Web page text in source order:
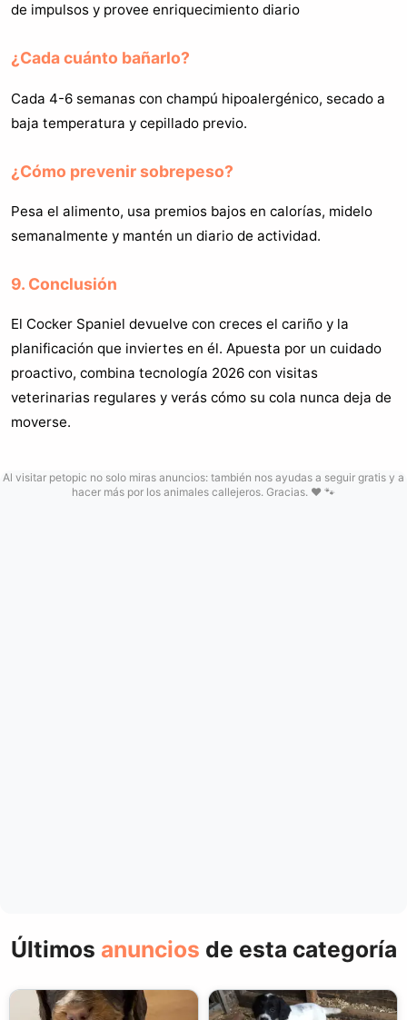
de impulsos y provee enriquecimiento diario
¿Cada cuánto bañarlo?
Cada 4-6 semanas con champú hipoalergénico, secado a
baja temperatura y cepillado previo.
¿Cómo prevenir sobrepeso?
Pesa el alimento, usa premios bajos en calorías, midelo
semanalmente y mantén un diario de actividad.
9. Conclusión
El Cocker Spaniel devuelve con creces el cariño y la
planificación que inviertes en él. Apuesta por un cuidado
proactivo, combina tecnología 2026 con visitas
veterinarias regulares y verás cómo su cola nunca deja de
moverse.
Al visitar petopic no solo miras anuncios: también nos ayudas a seguir gratis y a
hacer más por los animales callejeros. Gracias. ❤️ 🐾
Últimos anuncios de esta categoría